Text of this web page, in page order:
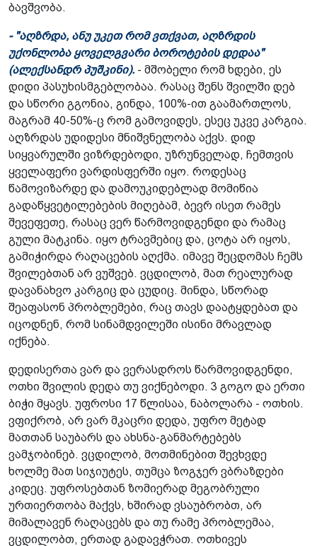
ბავშვობა.
- "აღზრდა, ანუ უკეთ რომ ვთქვათ, აღზრდის
უქონლობა ყოველგვარი ბოროტების დედაა"
(ალექსანდრ პუშკინი). - მშობელი რომ ხდები, ეს
დიდი პასუხისმგებლობაა. რასაც შენს შვილში დებ
და სწორი გგონია, გინდა, 100%-ით გაამართლოს,
მაგრამ 40-50%-ც რომ გამოვიდეს, ესეც უკვე კარგია.
აღზრდას უდიდესი მნიშვნელობა აქვს. დიდ
სიყვარულში ვიზრდებოდი, უზრუნველად, ჩემთვის
ყველაფერი ვარდისფერში იყო. როდესაც
წამოვიზარდე და დამოუკიდებლად მომიწია
გადაწყვეტილებების მიღებამ, ბევრ ისეთ რამეს
შევეფეთე, რასაც ვერ წარმოვიდგენდი და რამაც
გული მატკინა. იყო ტრავმებიც და, ცოტა არ იყოს,
გამიჭირდა რაღაცების აღქმა. იმავე შეცდომას ჩემს
შვილებთან არ ვუშვებ. ვცდილობ, მათ რეალურად
დავანახვო კარგიც და ცუდიც. მინდა, სწორად
შეაფასონ პრობლემები, რაც თავს დაატყდებათ და
იცოდნენ, რომ სინამდვილეში ისინი მრავლად
იქნება.
დედისერთა ვარ და ვერასდროს წარმოვიდგენდი,
ოთხი შვილის დედა თუ ვიქნებოდი. 3 გოგო და ერთი
ბიჭი მყავს. უფროსი 17 წლისაა, ნაბოლარა - ოთხის.
ვფიქრობ, არ ვარ მკაცრი დედა, უფრო მეტად
მათთან საუბარს და ახსნა-განმარტებებს
ვამჯობინებ. ვცდილობ, მოთმინებით შევხვდე
ხოლმე მათ სიჯიუტეს, თუმცა ზოგჯერ ვბრაზდები
კიდეც. უფროსებთან ზომიერად მეგობრული
ურთიერთობა მაქვს, ხშირად ვსაუბრობთ, არ
მიმალავენ რაღაცებს და თუ რამე პრობლემაა,
ვცდილობთ, ერთად გადავჭრათ. ოთხივეს